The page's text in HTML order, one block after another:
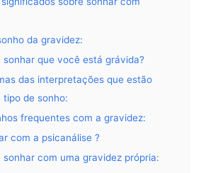
da gravidez:
sonhar que você está grávida?
das interpretações que estão
tipo de sonho:
frequentes com a gravidez:
com a psicanálise ?
sonhar com uma gravidez própria: